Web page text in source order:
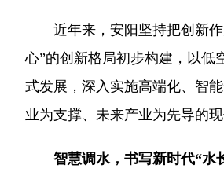
近年来，安阳坚持把创新作
心”的创新格局初步构建，以低
式发展，深入实施高端化、智
业为支撑、未来产业为先导的
智慧调水，书写新时代“水